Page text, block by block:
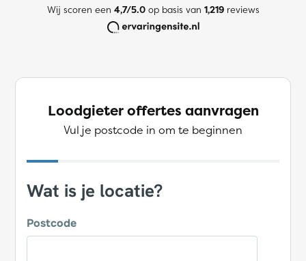
Wij scoren een 4,7/5.0op basis van 1,219reviews
Loodgieter offertes aanvragen
Vul je postcode in om te beginnen